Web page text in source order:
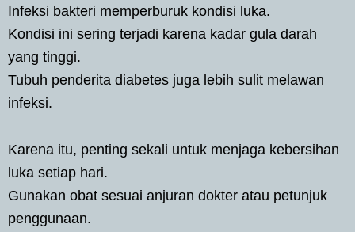
Infeksi bakteri memperburuk kondisi luka.
Kondisi ini sering terjadi karena kadar gula darah
yang tinggi.
Tubuh penderita diabetes juga lebih sulit melawan
infeksi.
Karena itu, penting sekali untuk menjaga kebersihan
luka setiap hari.
Gunakan obat sesuai anjuran dokter atau petunjuk
penggunaan.